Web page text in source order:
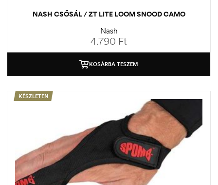
NASH CSŐSÁL / ZT LITE LOOM SNOOD CAMO
Nash
4.790 Ft
KOSÁRBA TESZEM
KÉSZLETEN